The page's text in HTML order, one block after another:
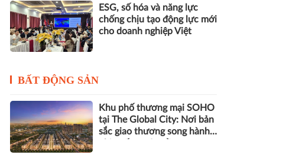
ESG, số hóa và năng lực
chống chịu tạo động lực mới
cho doanh nghiệp Việt
BẤT ĐỘNG SẢN
Khu phố thương mại SOHO
tại The Global City: Nơi bản
sắc giao thương song hành